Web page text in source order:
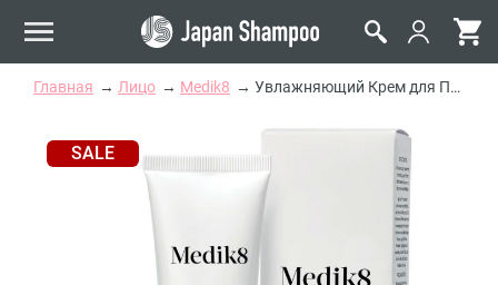
Главная Лицо Medik8 Увлажняющий Крем для Проблемной Кожи с Пребиотиками Medik8 Balance Moisturiser With Glycolic Acid Activator
SALE